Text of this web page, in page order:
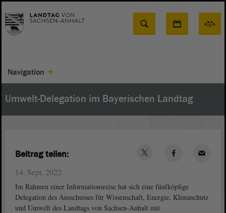
Suche
Navigation
Umwelt-Delegation im Bayerischen Landtag
14. Sept. 2022
Im Rahmen einer Informationsreise hat sich eine fünfköpfige
Delegation des Ausschusses für Wissenschaft, Energie, Klimaschutz
und Umwelt des Landtags von Sachsen-Anhalt mit
Beitrag teilen: